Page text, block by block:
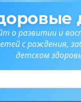
о развитии и
с рождения,
детском